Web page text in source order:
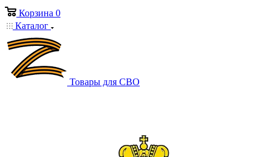
Корзина 0
Каталог
Товары для СВО